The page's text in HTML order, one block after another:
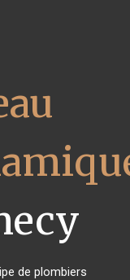
de plombiers